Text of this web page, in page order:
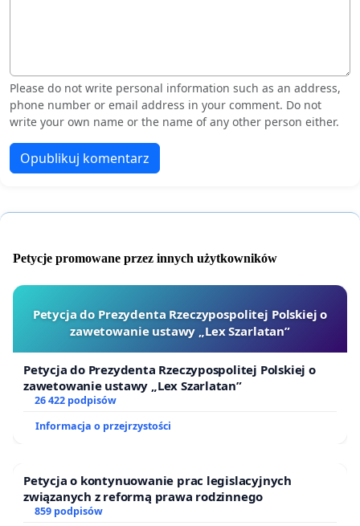
Please do not write personal information such as an address,
phone number or email address in your comment. Do not
write your own name or the name of any other person either.
Opublikuj komentarz
Petycje promowane przez innych użytkowników
Petycja do Prezydenta Rzeczypospolitej Polskiej o
zawetowanie ustawy „Lex Szarlatan”
Petycja do Prezydenta Rzeczypospolitej Polskiej o
zawetowanie ustawy „Lex Szarlatan”
26 422 podpisów
Informacja o przejrzystości
Petycja o kontynuowanie prac legislacyjnych
związanych z reformą prawa rodzinnego
859 podpisów